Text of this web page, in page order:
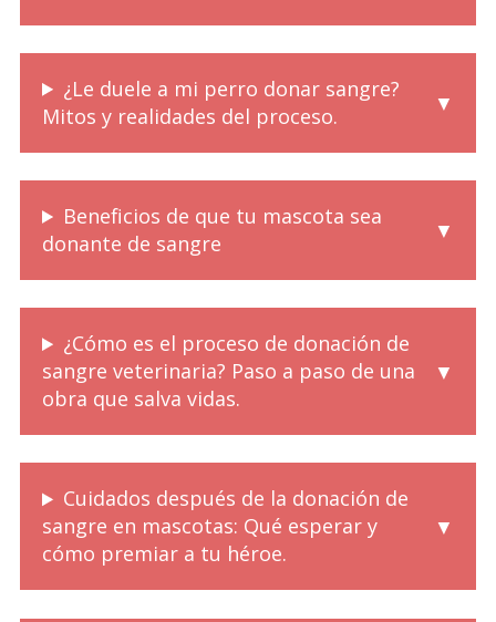
¿Le duele a mi perro donar sangre?
Mitos y realidades del proceso.
Beneficios de que tu mascota sea
donante de sangre
¿Cómo es el proceso de donación de
sangre veterinaria? Paso a paso de una
obra que salva vidas.
Cuidados después de la donación de
sangre en mascotas: Qué esperar y
cómo premiar a tu héroe.